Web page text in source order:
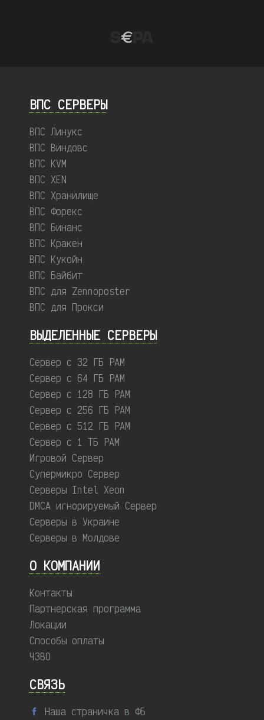
ВПС СЕРВЕРЫ
ВПС Линукс
ВПС Виндовс
ВПС KVM
ВПС XEN
ВПС Хранилище
ВПС Форекс
ВПС Бинанс
ВПС Кракен
ВПС Кукойн
ВПС Байбит
ВПС для Zennoposter
ВПС для Прокси
ВЫДЕЛЕННЫЕ CЕРВЕРЫ
Сервер с 32 ГБ РАМ
Сервер с 64 ГБ РАМ
Сервер с 128 ГБ РАМ
Сервер с 256 ГБ РАМ
Сервер с 512 ГБ РАМ
Сервер с 1 ТБ РАМ
Игровой Сервер
Супермикро Сервер
Серверы Intel Xeon
DMCA игнорируемый Сервер
Серверы в Украине
Серверы в Молдове
О КОМПАНИИ
Контакты
Партнерская программа
Локации
Способы оплаты
ЧЗВО
СВЯЗЬ
Наша страничка в ФБ